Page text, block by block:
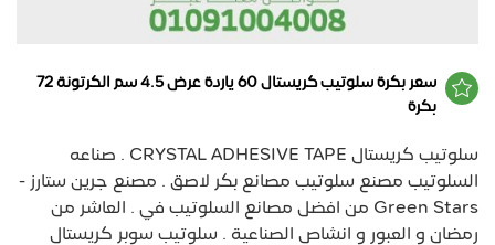
سعر بكرة سلوتيب كريستال 60 ياردة عرض 4.5 سم الكرتونة 72
بكرة
سلوتيب كريستال CRYSTAL ADHESIVE TAPE . صناعه
السلوتيب مصنع سلوتيب مصانع بكر لاصق . مصنع جرين ستارز -
Green Stars من افضل مصانع السلوتيب في . العاشر من
رمضان و العبور و انشاص الصناعية . سلوتيب سوبر كريستال